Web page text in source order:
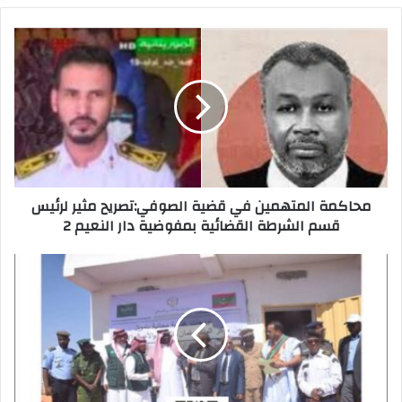
o
k
n
p
محاكمة المتهمين في قضية الصوفي:تصريح مثير لرئيس
قسم الشرطة القضائية بمفوضية دار النعيم 2